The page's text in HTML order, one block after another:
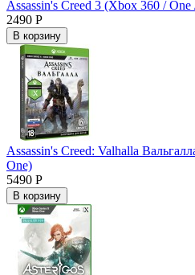
Assassin's Creed 3 (Xbox 360 / One
2490 Р
В корзину
Assassin's Creed: Valhalla
One)
5490 Р
В корзину